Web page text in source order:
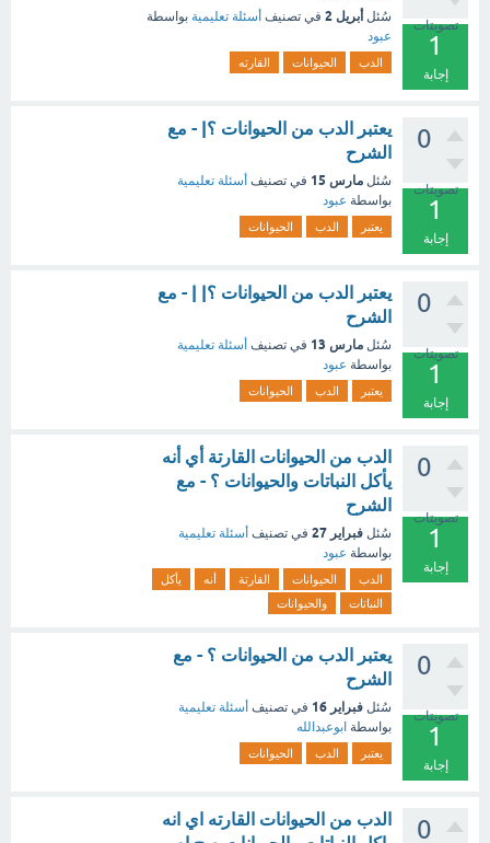
تصويتات
1
إجابة
سُئل أبريل 2 في تصنيف أسئلة تعليمية بواسطة
عبود
الدب الحيوانات القارته
0
تصويتات
1
إجابة
يعتبر الدب من الحيوانات ؟| - مع
الشرح
سُئل مارس 15 في تصنيف أسئلة تعليمية
بواسطة عبود
يعتبر الدب الحيوانات
0
تصويتات
1
إجابة
يعتبر الدب من الحيوانات ؟| | - مع
الشرح
سُئل مارس 13 في تصنيف أسئلة تعليمية
بواسطة عبود
يعتبر الدب الحيوانات
0
تصويتات
1
إجابة
الدب من الحيوانات القارتة أي أنه
يأكل النباتات والحيوانات ؟ - مع
الشرح
سُئل فبراير 27 في تصنيف أسئلة تعليمية
بواسطة عبود
الدب الحيوانات القارتة أنه
يأكل
النباتات
والحيوانات
0
تصويتات
1
إجابة
يعتبر الدب من الحيوانات ؟ - مع
الشرح
سُئل فبراير 16 في تصنيف أسئلة تعليمية
بواسطة ابوعبدالله
يعتبر الدب الحيوانات
0
الدب من الحيوانات القارته اي انه